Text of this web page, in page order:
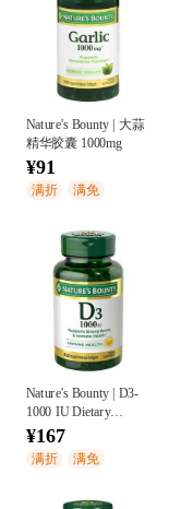
Nature's Bounty | 大蒜
精华胶囊 1000mg
¥91
满折 满免
Nature's Bounty | D3-
1000 IU Dietary
Supplement Rapid
¥167
满折 满免